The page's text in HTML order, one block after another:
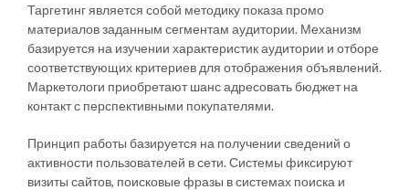
Таргетинг является собой методику показа промо
материалов заданным сегментам аудитории. Механизм
базируется на изучении характеристик аудитории и отборе
соответствующих критериев для отображения объявлений.
Маркетологи приобретают шанс адресовать бюджет на
контакт с перспективными покупателями.
Принцип работы базируется на получении сведений о
активности пользователей в сети. Системы фиксируют
визиты сайтов, поисковые фразы в системах поиска и